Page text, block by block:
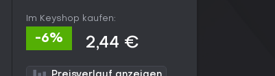
Im Keyshop kaufen:
-6% 2,44 €